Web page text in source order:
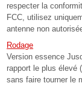
respecter la
FCC, utilisez
antenne non
Rodage
Version essence
rapport le plus élevé
sans faire tourner le